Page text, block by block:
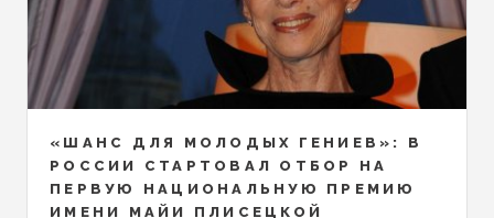
«ШАНС ДЛЯ МОЛОДЫХ ГЕНИЕВ»: В
РОССИИ СТАРТОВАЛ ОТБОР НА
ПЕРВУЮ НАЦИОНАЛЬНУЮ ПРЕМИЮ
ИМЕНИ МАЙИ ПЛИСЕЦКОЙ